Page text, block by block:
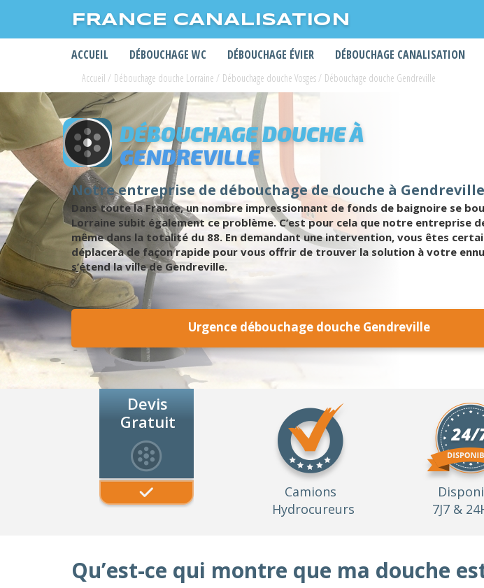
FRANCE CANALISATION
ACCUEIL DÉBOUCHAGE WC DÉBOUCHAGE ÉVIER DÉBOUCHAGE CANALISATION
Accueil / Débouchage douche Lorraine / Débouchage douche Vosges/ Débouchage douche Gendreville
DÉBOUCHAGE DOUCHE À
GENDREVILLE
Notre entreprise de débouchage de douche à Gendreville
Dans toute la France, un nombre impressionnant de fonds de baignoire se
Lorraine subit également ce problème. C’est pour cela que notre entreprise
même dans la totalité du 88. En demandant une intervention, vous êtes
déplacera de façon rapide pour vous offrir de trouver la solution à votre
s’étend la ville de Gendreville.
Urgence débouchage douche Gendreville
Devis
Gratuit
Camions
Hydrocureurs
7J7 &
Qu’est-ce qui montre que ma douche